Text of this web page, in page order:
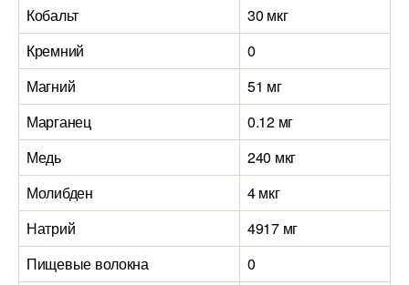
Кобальт
30 мкг
Кремний
0
Магний
51 мг
Марганец
0.12 мг
Медь
240 мкг
Молибден
4 мкг
Натрий
4917 мг
Пищевые волокна
0